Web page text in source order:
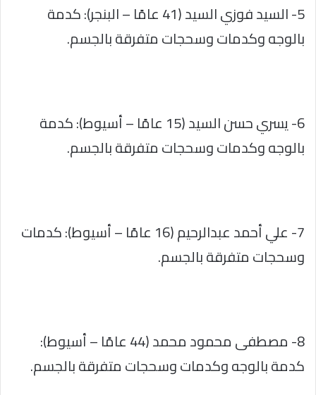
5- السيد فوزي السيد (41 عامًا – البنجر): كدمة
بالوجه وكدمات وسحجات متفرقة بالجسم.
6- يسري حسن السيد (15 عامًا – أسيوط): كدمة
بالوجه وكدمات وسحجات متفرقة بالجسم.
7- علي أحمد عبدالرحيم (16 عامًا – أسيوط): كدمات
وسحجات متفرقة بالجسم.
8- مصطفى محمود محمد (44 عامًا – أسيوط):
كدمة بالوجه وكدمات وسحجات متفرقة بالجسم.